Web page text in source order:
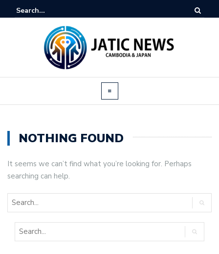
NOTHING FOUND
It seems we can’t find what you’re looking for. Perhaps
searching can help.